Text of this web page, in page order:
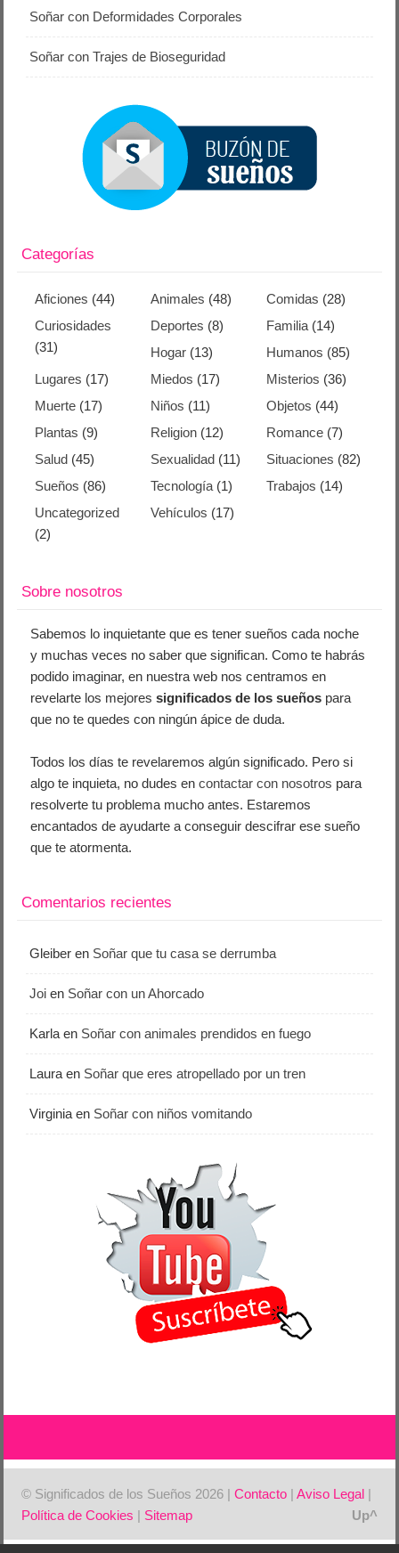
Soñar con Deformidades Corporales
Soñar con Trajes de Bioseguridad
Categorías
Aficiones (44) Animales (48) Comidas (28)
Curiosidades
(31)
Deportes (8) Familia(14)
Hogar (13) Humanos (85)
Lugares (17) Miedos (17) Misterios (36)
Muerte (17) Niños (11) Objetos (44)
Plantas (9) Religion (12) Romance(7)
Salud (45) Sexualidad (11) Situaciones (82)
Sueños (86) Tecnología (1) Trabajos (14)
Uncategorized
(2)
Vehículos (17)
Sobre nosotros
Sabemos lo inquietante que es tener sueños cada noche
y muchas veces no saber que significan. Como te habrás
podido imaginar, en nuestra web nos centramos en
revelarte los mejoressignificados de los sueños para
que no te quedes con ningún ápice de duda.
Todos los días te revelaremos algún significado. Pero si
algo te inquieta, no dudes encontactar con nosotros para
resolverte tu problema mucho antes. Estaremos
encantados de ayudarte a conseguir descifrar ese sueño
que te atormenta.
Comentarios recientes
Gleiber en Soñar que tu casa se derrumba
Joi en Soñar con un Ahorcado
Karla en Soñar con animales prendidos en fuego
Laura en Soñar que eres atropellado por un tren
Virginia en Soñar con niños vomitando
© Significados de los Sueños 2026 |Contacto |Aviso Legal |
Política de Cookies | Sitemap